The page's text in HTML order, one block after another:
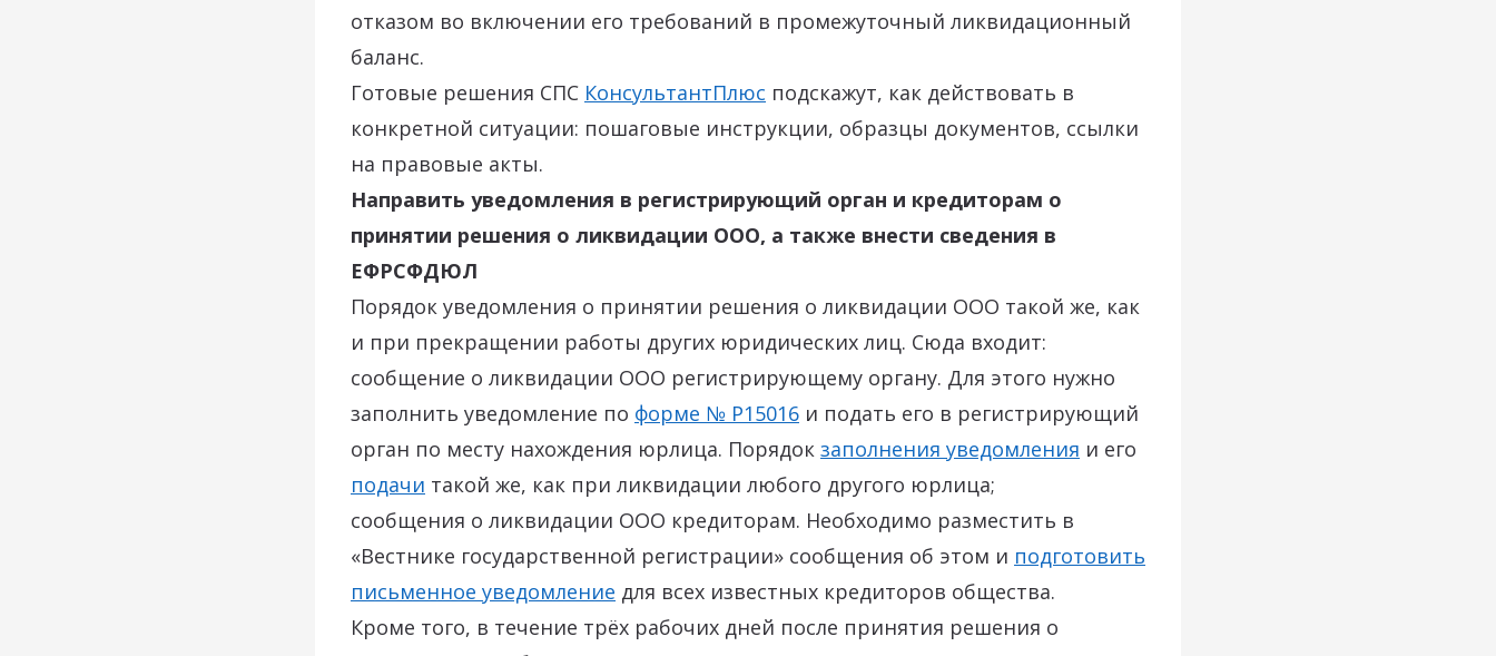
отказом во включении его требований в промежуточный ликвидационный
баланс.
Готовые решения СПС КонсультантПлюс подскажут, как действовать в
конкретной ситуации: пошаговые инструкции, образцы документов, ссылки
на правовые акты.
Направить уведомления в регистрирующий орган и кредиторам о
принятии решения о ликвидации ООО, а также внести сведения в
ЕФРСФДЮЛ
Порядок уведомления о принятии решения о ликвидации ООО такой же, как
и при прекращении работы других юридических лиц. Сюда входит:
сообщение о ликвидации ООО регистрирующему органу. Для этого нужно
заполнить уведомление по форме № Р15016 и подать его в регистрирующий
орган по месту нахождения юрлица. Порядок заполнения уведомления и его
подачи такой же, как при ликвидации любого другого юрлица;
сообщения о ликвидации ООО кредиторам. Необходимо разместить в
«Вестнике государственной регистрации» сообщения об этом и подготовить
письменное уведомление для всех известных кредиторов общества.
Кроме того, в течение трёх рабочих дней после принятия решения о